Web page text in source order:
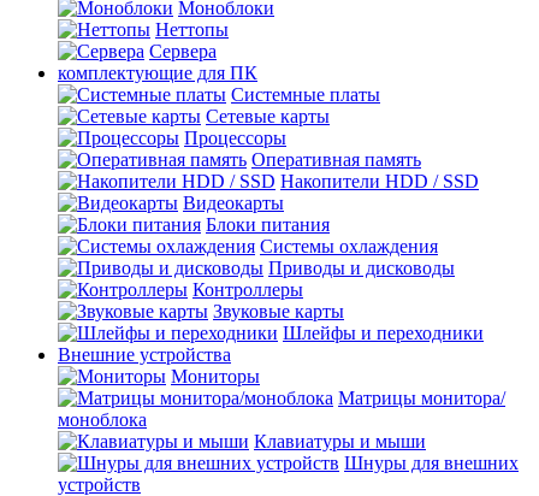
Моноблоки
Неттопы
Сервера
комплектующие для ПК
Cистемные платы
Сетевые карты
Процесcоры
Оперативная память
Накопители HDD / SSD
Видеокарты
Блоки питания
Системы охлаждения
Приводы и дисководы
Контроллеры
Звуковые карты
Шлейфы и переходники
Внешние устройства
Мониторы
Матрицы монитора/
моноблока
Клавиатуры и мыши
Шнуры для внешних
устройств